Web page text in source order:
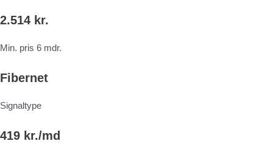
2.514 kr.
Min. pris 6 mdr.
Fibernet
Signaltype
419 kr./md